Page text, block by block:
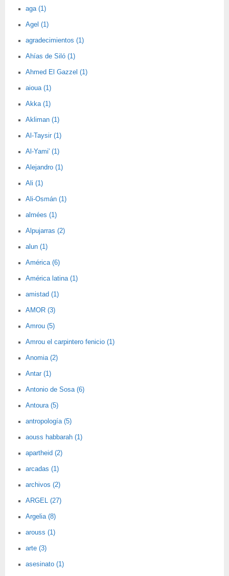
aga (1)
Agel (1)
agradecimientos (1)
Ahías de Siló (1)
Ahmed El Gazzel (1)
aioua (1)
Akka (1)
Akliman (1)
Al-Taysir (1)
Al-Yami' (1)
Alejandro (1)
Ali (1)
Ali-Osmán (1)
almées (1)
Alpujarras (2)
alun (1)
América (6)
América latina (1)
amistad (1)
AMOR (3)
Amrou (5)
Amrou el carpintero fenicio (1)
Anomia (2)
Antar (1)
Antonio de Sosa (6)
Antoura (5)
antropología (5)
aouss habbarah (1)
apartheid (2)
arcadas (1)
archivos (2)
ARGEL (27)
Argelia (8)
arouss (1)
arte (3)
asesinato (1)